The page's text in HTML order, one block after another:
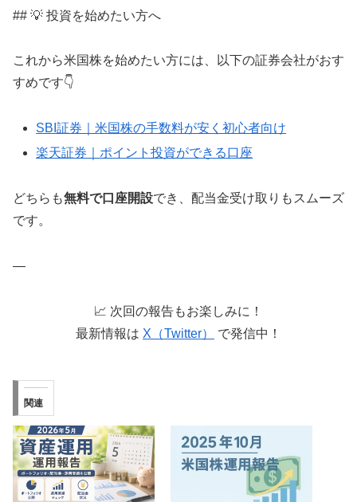
## 💡 投資を始めたい方へ
これから米国株を始めたい方には、以下の証券会社がおす
すめです👇
SBI証券｜米国株の手数料が安く初心者向け
楽天証券｜ポイント投資ができる口座
どちらも無料で口座開設でき、配当金受け取りもスムーズ
です。
—
📈 次回の報告もお楽しみに！
最新情報は X（Twitter） で発信中！
関連